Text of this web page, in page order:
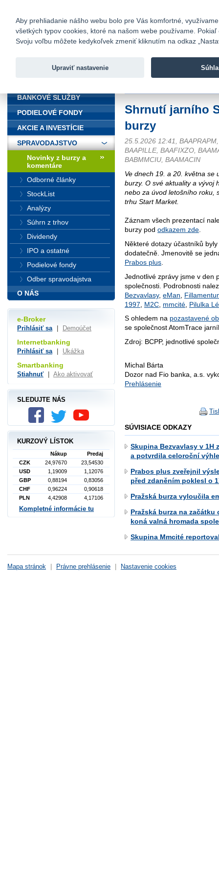
Fio banka
Fio banka
Shrnutí jarního
burzy
25.5.2026 12:41,
BAAPILLE, BAAFIXZO,
BABMMCIU, BAAMACIN
Ve dnech 19. a 20. května se
burzy. O své aktuality a vývoj
nebo za úvod letošního roku,
trhu Start Market.
Záznam všech prezentací
burzy pod odkazem zde
Některé dotazy účastníků
dodatečně. Jmenovitě se
Prabos plus
Jednotlivé zprávy jsme v den
společnosti. Podrobnosti
Bezvavlasy, eMan
1997
M2C mmcité Pilulka
S ohledem na pozastavené
se společnost AtomTrace
Zdroj: BCPP, jednotlivé
Michal Bárta
Dozor nad Fio banka, a.s.
Prehlásenie
SÚVISIACE ODKAZY
Skupina Bezvavlasy v 1H
a potvrdila celoroční
Prabos plus zveřejnil
před zdaněním poklesl o
Pražská burza vyloučila
Pražská burza na
koná valná hromada
Skupina Mmcité
BANKOVÉ SLUŽBY
PODIELOVÉ FONDY
AKCIE A INVESTÍCIE
SPRAVODAJSTVO
Novinky z burzy a
komentáre
Odborné články
StockList
Analýzy
Súhrn z trhov
Dividendy
IPO a ostatné
Podielové fondy
Odber spravodajstva
O NÁS
e-Broker
Prihlásiť sa Demoúčet
Internetbanking
Prihlásiť sa Ukážka
Smartbanking
Stiahnuť Ako aktivovať
SLEDUJTE NÁS
KURZOVÝ LÍSTOK
Nákup
Predaj
CZK
24,97670
23,54530
USD
1,19009
1,12076
GBP
0,88194
0,83056
CHF
0,96224
0,90618
PLN
4,42908 4,17106
Kompletné informácie tu
Mapa stránok Právne prehlásenie Nastavenie cookies
Aby prehliadanie nášho webu bolo pre Vás komfortné,
všetkých typov cookies, ktoré na našom webe používame.
Svoju voľbu môžete kedykoľvek zmeniť kliknutím na odkaz
Upraviť nastavenie